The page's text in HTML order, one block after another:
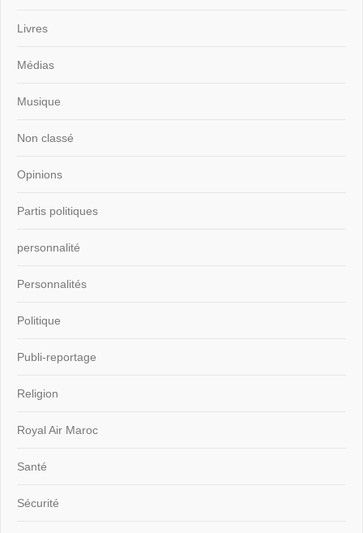
Livres
Médias
Musique
Non classé
Opinions
Partis politiques
personnalité
Personnalités
Politique
Publi-reportage
Religion
Royal Air Maroc
Santé
Sécurité